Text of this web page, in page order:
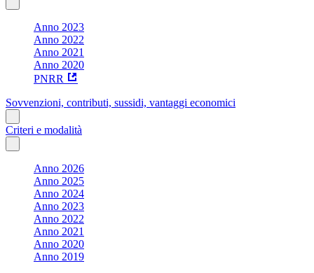
Anno 2023
Anno 2022
Anno 2021
Anno 2020
PNRR
Sovvenzioni, contributi, sussidi, vantaggi economici
Criteri e modalità
Anno 2026
Anno 2025
Anno 2024
Anno 2023
Anno 2022
Anno 2021
Anno 2020
Anno 2019